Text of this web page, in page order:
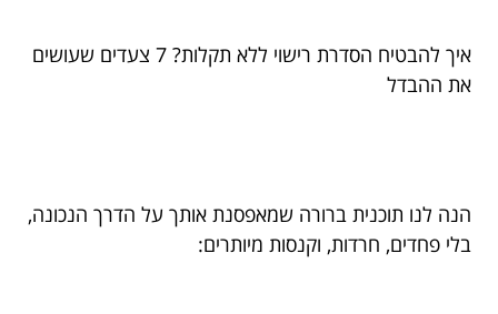
איך להבטיח הסדרת רישוי ללא תקלות? 7 צעדים שעושים
את ההבדל
הנה לנו תוכנית ברורה שמאפסנת אותך על הדרך הנכונה,
בלי פחדים, חרדות, וקנסות מיותרים: